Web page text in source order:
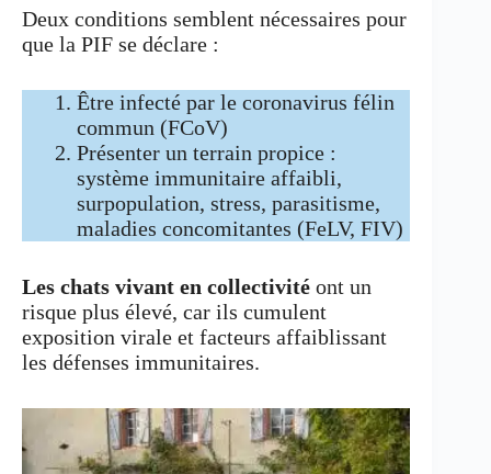
Deux conditions semblent nécessaires pour
que la PIF se déclare :
Être infecté par le coronavirus félin
commun (FCoV)
Présenter un terrain propice :
système immunitaire affaibli,
surpopulation, stress, parasitisme,
maladies concomitantes (FeLV, FIV)
Les chats vivant en collectivité ont un
risque plus élevé, car ils cumulent
exposition virale et facteurs affaiblissant
les défenses immunitaires.